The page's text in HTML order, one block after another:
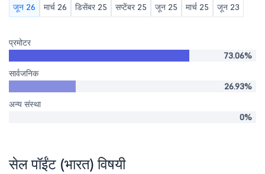
जून 26 मार्च 26 डिसेंबर 25 सप्टेंबर 25 जून 25 मार्च 25 जून 23
प्रमोटर
73.06%
सार्वजनिक
26.93%
अन्य संस्था
0%
सेल पॉईंट (भारत) विषयी